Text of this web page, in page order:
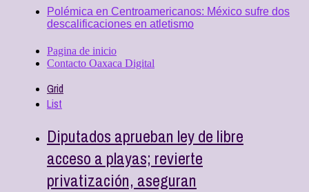
Polémica en Centroamericanos: México sufre dos
descalificaciones en atletismo
Pagina de inicio
Contacto Oaxaca Digital
Grid
List
Diputados aprueban ley de libre
acceso a playas; revierte
privatización, aseguran